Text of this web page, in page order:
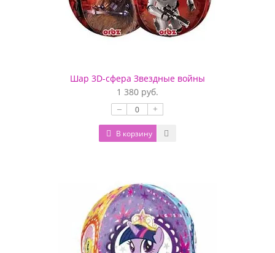
Шар 3D-сфера Звездные войны
1 380 руб.
– +
В корзину